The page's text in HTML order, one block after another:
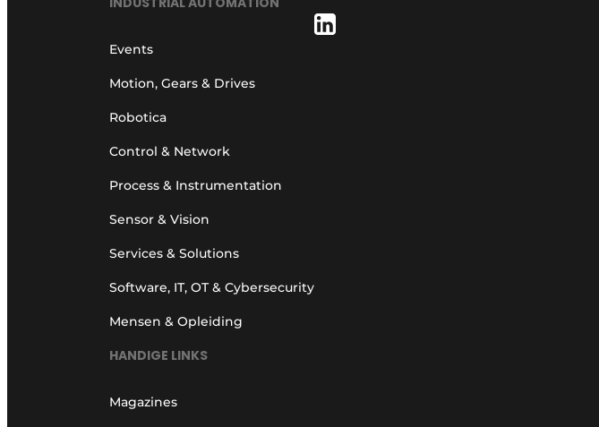
Events
Motion, Gears & Drives
Robotica
Control & Network
Process & Instrumentation
Sensor & Vision
Services & Solutions
Software, IT, OT & Cybersecurity
Mensen & Opleiding
HANDIGE LINKS
Magazines